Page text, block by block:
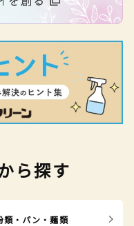
ら探す
類・パン・麺類